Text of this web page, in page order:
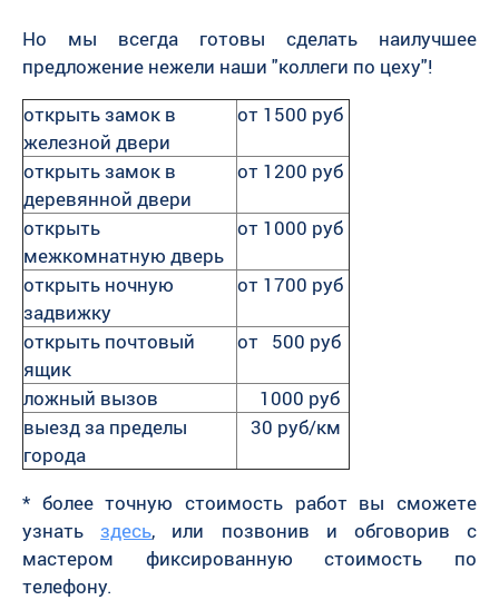
Но мы всегда готовы сделать наилучшее
предложение нежели наши "коллеги по цеху"!
открыть замок в
железной двери
от 1500 руб
открыть замок в
деревянной двери
от 1200 руб
открыть
межкомнатную дверь
от 1000 руб
открыть ночную
задвижку
от 1700 руб
открыть почтовый
ящик
от 500 руб
ложный вызов
1000 руб
выезд за пределы
города
30 руб/км
* более точную стоимость работ вы сможете
узнать здесь, или позвонив и обговорив с
мастером фиксированную стоимость по
телефону.